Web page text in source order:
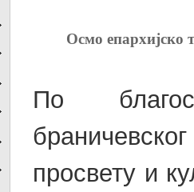
Осмо епархијско
По
просвету и